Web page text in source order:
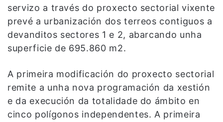
servizo a través do proxecto sectorial vixente
prevé a urbanización dos terreos contiguos a
devanditos sectores 1 e 2, abarcando unha
superficie de 695.860 m2.
A primeira modificación do proxecto sectorial
remite a unha nova programación da xestión
e da execución da totalidade do ámbito en
cinco polígonos independentes. A primeira